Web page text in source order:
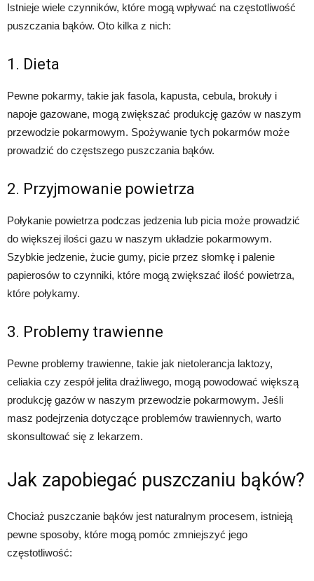
Istnieje wiele czynników, które mogą wpływać na częstotliwość
puszczania bąków. Oto kilka z nich:
1. Dieta
Pewne pokarmy, takie jak fasola, kapusta, cebula, brokuły i
napoje gazowane, mogą zwiększać produkcję gazów w naszym
przewodzie pokarmowym. Spożywanie tych pokarmów może
prowadzić do częstszego puszczania bąków.
2. Przyjmowanie powietrza
Połykanie powietrza podczas jedzenia lub picia może prowadzić
do większej ilości gazu w naszym układzie pokarmowym.
Szybkie jedzenie, żucie gumy, picie przez słomkę i palenie
papierosów to czynniki, które mogą zwiększać ilość powietrza,
które połykamy.
3. Problemy trawienne
Pewne problemy trawienne, takie jak nietolerancja laktozy,
celiakia czy zespół jelita drażliwego, mogą powodować większą
produkcję gazów w naszym przewodzie pokarmowym. Jeśli
masz podejrzenia dotyczące problemów trawiennych, warto
skonsultować się z lekarzem.
Jak zapobiegać puszczaniu bąków?
Chociaż puszczanie bąków jest naturalnym procesem, istnieją
pewne sposoby, które mogą pomóc zmniejszyć jego
częstotliwość: